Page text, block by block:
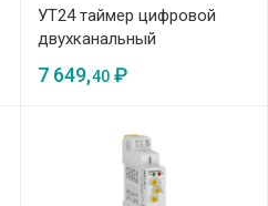
УТ24 таймер цифровой
двухканальный
7 649,40₽